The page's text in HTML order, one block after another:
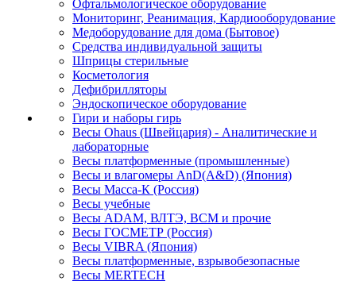
Офтальмологическое оборудование
Мониторинг, Реанимация, Кардиооборудование
Медоборудование для дома (Бытовое)
Средства индивидуальной защиты
Шприцы стерильные
Косметология
Дефибрилляторы
Эндоскопическое оборудование
Гири и наборы гирь
Весы Ohaus (Швейцария) - Аналитические и
лабораторные
Весы платформенные (промышленные)
Весы и влагомеры AnD(A&D) (Япония)
Весы Масса-К (Россия)
Весы учебные
Весы ADAM, ВЛТЭ, BCM и прочие
Весы ГОСМЕТР (Россия)
Весы VIBRA (Япония)
Весы платформенные, взрывобезопасные
Весы MERTECH